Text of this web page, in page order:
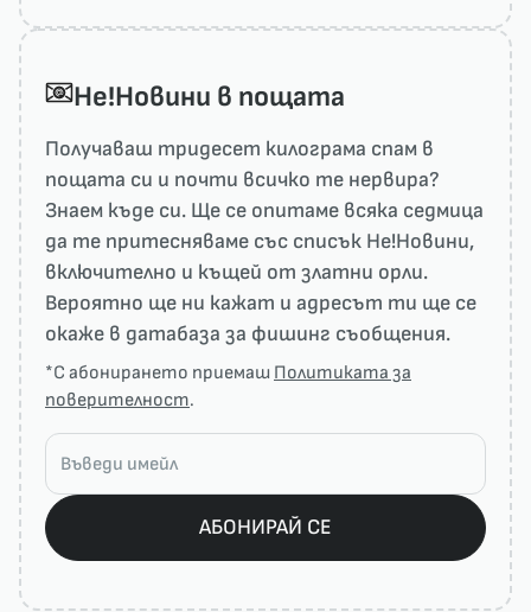
He!Новини в пощата
Получаваш тридесет килограма спам в
пощата си и почти всичко те нервира?
Знаем къде си. Ще се опитаме всяка седмица
да те притесняваме със списък He!Новини,
включително и къщей от златни орли.
Вероятно ще ни кажат и адресът ти ще се
окаже в датабаза за фишинг съобщения.
*С абонирането приемаш Политиката за
поверителност.
АБОНИРАЙ СЕ